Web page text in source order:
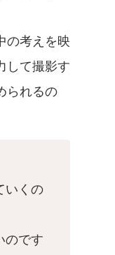
の考えを映
して撮影す
られるの
いくの
のです